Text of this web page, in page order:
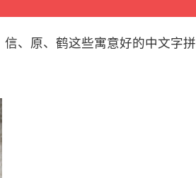
、原、鹤这些寓意好的中文字拼